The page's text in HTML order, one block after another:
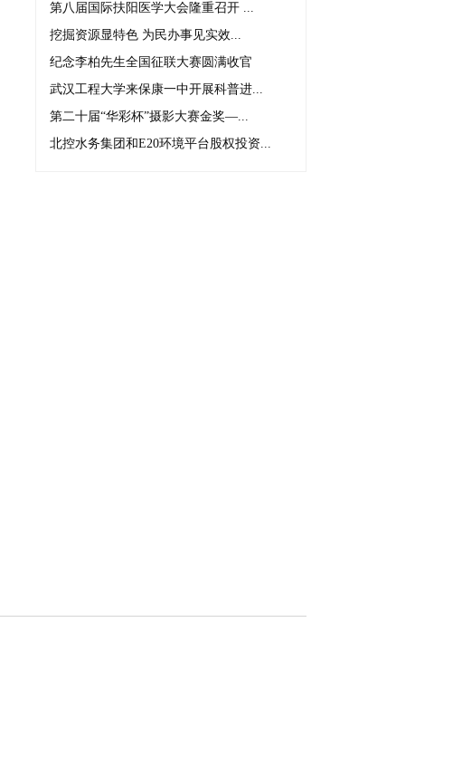
第八届国际扶阳医学大会隆重召开 ...
挖掘资源显特色 为民办事见实效...
纪念李柏先生全国征联大赛圆满收官
武汉工程大学来保康一中开展科普进...
第二十届“华彩杯”摄影大赛金奖—...
北控水务集团和E20环境平台股权投资...